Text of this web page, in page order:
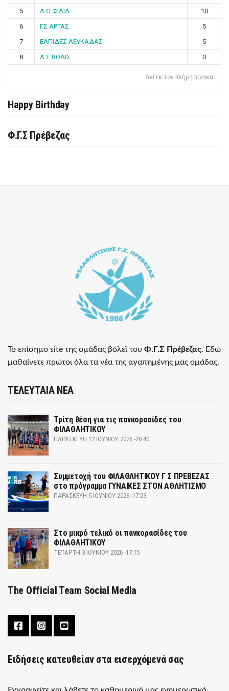
5
Α.Ο ΦΙΛΙΑ
10
6
ΓΣ ΑΡΤΑΣ
5
7
ΕΛΠΙΔΕΣ ΛΕΥΚΑΔΑΣ
5
8
Α.Σ ΒΟΛΙΣ 0
Δείτε τον πλήρη πίνακα
Happy Birthday
Φ.Γ.Σ Πρέβεζας
Το επίσημο site της ομάδας βόλεϊ του Φ.Γ.Σ Πρέβεζας. Εδώ
μαθαίνετε πρώτοι όλα τα νέα της αγαπημένης μας ομάδας.
ΤΕΛΕΥΤΑΙΑ ΝΕΑ
Τρίτη θέση για τις πανκορασίδες του
ΦΙΛΑΘΛΗΤΙΚΟΥ
ΠΑΡΑΣΚΕΥΉ 12 ΙΟΥΝΊΟΥ 2026 -20:40
Συμμετοχή του ΦΙΛΑΘΛΗΤΙΚΟΥ Γ Σ ΠΡΕΒΕΖΑΣ
στο πρόγραμμα ΓΥΝΑΙΚΕΣ ΣΤΟΝ ΑΘΛΗΤΙΣΜΟ
ΠΑΡΑΣΚΕΥΉ 5 ΙΟΥΝΊΟΥ 2026 -17:23
Στο μικρό τελικό οι πανκορασίδες του
ΦΙΛΑΘΛΗΤΙΚΟΥ
ΤΕΤΆΡΤΗ 3 ΙΟΥΝΊΟΥ 2026 -17:15
The Official Team Social Media
Ειδήσεις κατευθείαν στα εισερχόμενά σας